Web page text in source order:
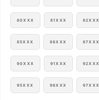
80XXX 81XXX 82XXX
85XXX 86XXX 87XXX
90XXX 91XXX 92XXX
95XXX 96XXX 97XXX